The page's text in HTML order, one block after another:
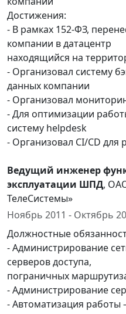
Достижения:
- В рамках 152-ФЗ,
компании в датацентр
находящийся на
- Организовал систему
данных компании
- Организовал
- Для оптимизации
систему helpdesk
- Организовал CI/CD для
Ведущий инженер
эксплуатации ШПД,
ТелеСистемы»
Ноябрь 2011 - Октябрь
Должностные
- Администрирование
серверов доступа,
пограничных
- Администрирование
- Автоматизация работы